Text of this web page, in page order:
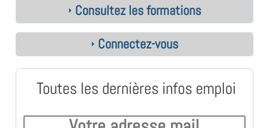
Consultez les formations
Connectez-vous
Toutes les dernières infos emploi